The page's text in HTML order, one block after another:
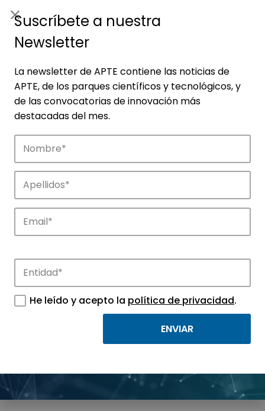
Noticias
Conoce las noticias más destacadas de
APTE y sus parques científicos y
Suscríbete a nuestra
Newsletter
La newsletter de APTE contiene las noticias de
APTE, de los parques científicos y tecnológicos, y
de las convocatorias de innovación más
destacadas del mes.
He leído y acepto la política de privacidad.